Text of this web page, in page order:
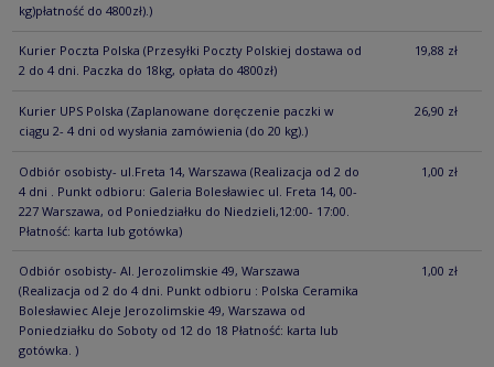
kg)płatność do 4800zł).)
Kurier Poczta Polska (Przesyłki Poczty Polskiej dostawa od
2 do 4 dni. Paczka do 18kg, opłata do 4800zł)
19,88 zł
Kurier UPS Polska (Zaplanowane doręczenie paczki w
ciągu 2- 4 dni od wysłania zamówienia (do 20 kg).)
26,90 zł
Odbiór osobisty- ul.Freta 14, Warszawa (Realizacja od 2 do
4 dni . Punkt odbioru: Galeria Bolesławiec ul. Freta 14, 00-
227 Warszawa, od Poniedziałku do Niedzieli,12:00- 17:00.
Płatność: karta lub gotówka)
1,00 zł
Odbiór osobisty- Al. Jerozolimskie 49, Warszawa
(Realizacja od 2 do 4 dni. Punkt odbioru : Polska Ceramika
Bolesławiec Aleje Jerozolimskie 49, Warszawa od
Poniedziałku do Soboty od 12 do 18 Płatność: karta lub
gotówka. )
1,00 zł